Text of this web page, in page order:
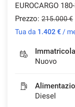
EUROCARGO
Prezzo: 215.000 €
Tua da 1.402 € /
Nuovo
Diesel